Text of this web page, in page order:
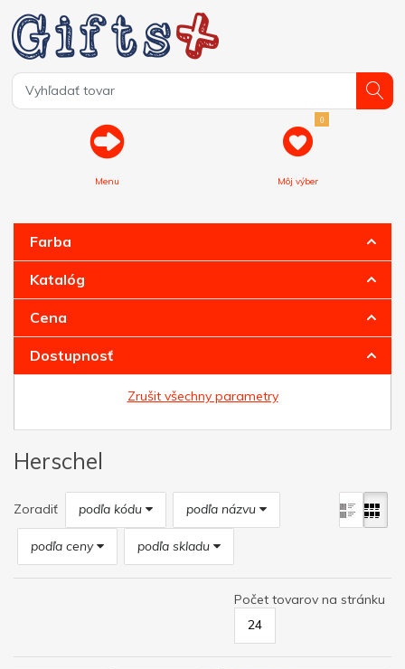
Menu
0
Môj výber
Farba
Katalóg
Cena
Dostupnosť
Zrušit všechny parametry
Herschel
Zoradiť podľa kódu podľa názvu
podľa ceny podľa skladu
Počet tovarov na stránku
24